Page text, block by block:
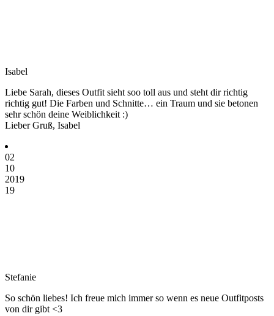
Isabel
Liebe Sarah, dieses Outfit sieht soo toll aus und steht dir richtig
richtig gut! Die Farben und Schnitte… ein Traum und sie betonen
sehr schön deine Weiblichkeit :)
Lieber Gruß, Isabel
02
10
2019
19
Stefanie
So schön liebes! Ich freue mich immer so wenn es neue Outfitposts
von dir gibt <3